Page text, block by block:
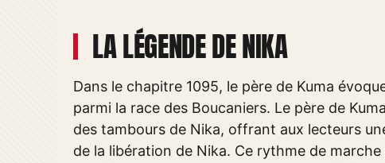
LA LÉGENDE DE NIKA
Dans le chapitre 1095, le père de Kuma
parmi la race des Boucaniers. Le père de
des tambours de Nika, offrant aux lecteurs
de la libération de Nika. Ce rythme de